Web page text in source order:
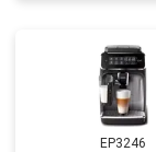
EP3246